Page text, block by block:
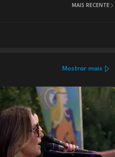
MAIS RECENTE
Mostrar mais